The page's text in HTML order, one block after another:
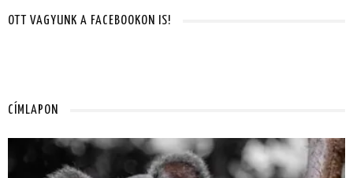
OTT VAGYUNK A FACEBOOKON IS!
CÍMLAPON